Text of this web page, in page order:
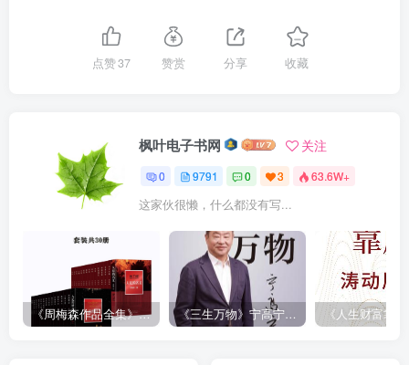
点赞37 赞赏 分享 收藏
枫叶电子书网 关注
0 9791 0 3 63.6W+
这家伙很懒，什么都没有写...
《周梅森作品全集》[共30册] 《三生万物》宁高宁（epub+mobi+azw3+pdf）